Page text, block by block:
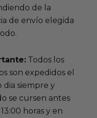
de la
de envío elegida
Todos los
son expedidos el
dia siempre y
se cursen antes
horas y en